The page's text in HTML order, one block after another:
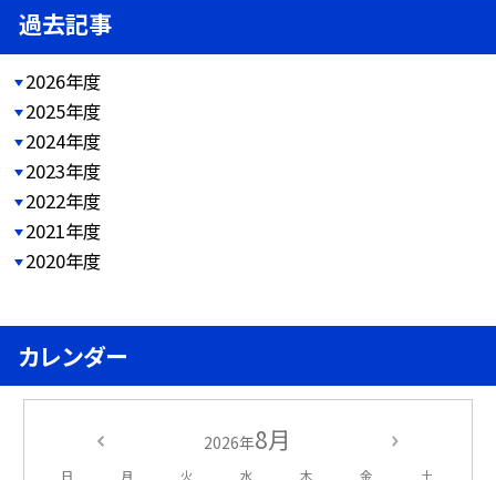
過去記事
2026年度
2025年度
2024年度
2023年度
2022年度
2021年度
2020年度
カレンダー
2026年8月
日 月 火 水 木 金 土